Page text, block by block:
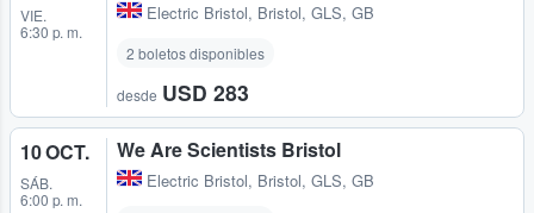
VIE.
6:30 p. m.
Electric Bristol, Bristol, GLS, GB
2 boletos disponibles
desde USD 283
10 OCT.
SÁB.
6:00 p. m.
We Are Scientists Bristol
Electric Bristol, Bristol, GLS, GB